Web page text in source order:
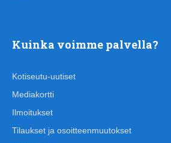
Kuinka voimme palvella?
Kotiseutu-uutiset
Mediakortti
Ilmoitukset
Tilaukset ja osoitteenmuutokset